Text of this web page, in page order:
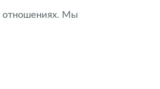
отношениях. Мы